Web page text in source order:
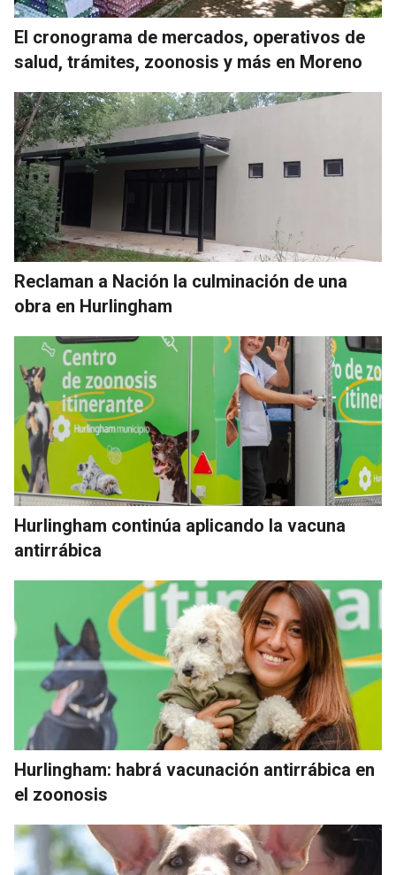
El cronograma de mercados, operativos de
salud, trámites, zoonosis y más en Moreno
Reclaman a Nación la culminación de una
obra en Hurlingham
Hurlingham continúa aplicando la vacuna
antirrábica
Hurlingham: habrá vacunación antirrábica en
el zoonosis